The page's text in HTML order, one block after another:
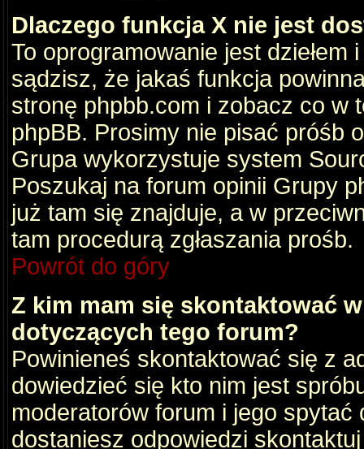
Dlaczego funkcja X nie jest
To oprogramowanie jest dziełem
sądzisz, że jakaś funkcja
stronę phpbb.com i zobacz co w
phpBB. Prosimy nie pisać próśb
Grupa wykorzystuje system
Poszukaj na forum opinii Grupy
już tam się znajduje, a w
tam procedurą zgłaszania prośb.
Powrót do góry
Z kim mam się skontaktować
dotyczących tego forum?
Powinieneś skontaktować się z
dowiedzieć się kto nim jest
moderatorów forum i jego
dostaniesz odpowiedzi